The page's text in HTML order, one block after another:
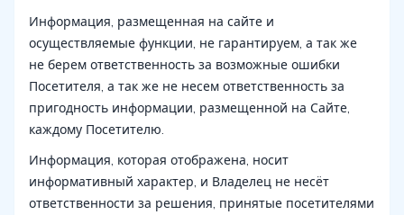
Информация, размещенная на сайте и
осуществляемые функции, не гарантируем, а так же
не берем ответственность за возможные ошибки
Посетителя, а так же не несем ответственность за
пригодность информации, размещенной на Сайте,
каждому Посетителю.
Информация, которая отображена, носит
информативный характер, и Владелец не несёт
ответственности за решения, принятые посетителями